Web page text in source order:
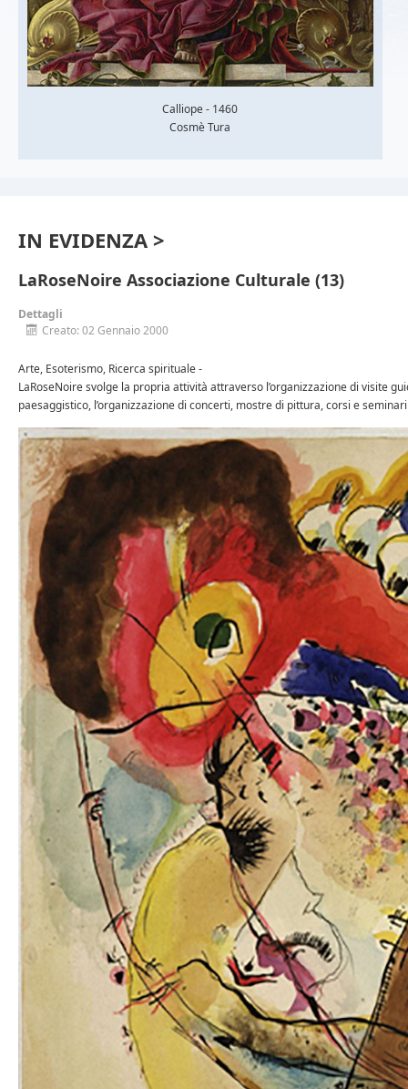
Calliope - 1460
Cosmè Tura
IN EVIDENZA >
LaRoseNoire Associazione Culturale (13)
Dettagli
Creato: 02 Gennaio 2000
Arte, Esoterismo, Ricerca spirituale -
LaRoseNoire svolge la propria attività attraverso l’organizzazione di visite
paesaggistico, l’organizzazione di concerti, mostre di pittura, corsi e